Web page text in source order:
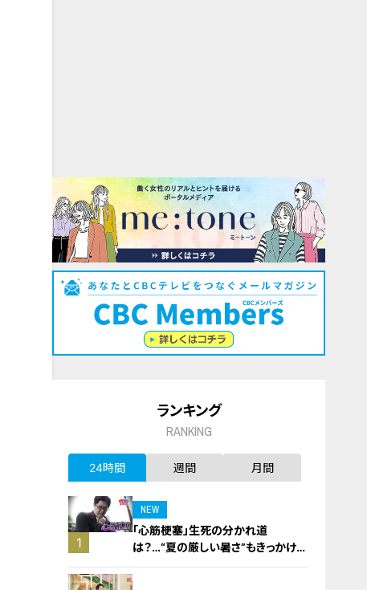
ランキング
RANKING
24時間 週間 月間
1
NEW
「心筋梗塞」生死の分かれ道
は？…“夏の厳しい暑さ”もきっかけ
に！発症前のキケンなサインと対処